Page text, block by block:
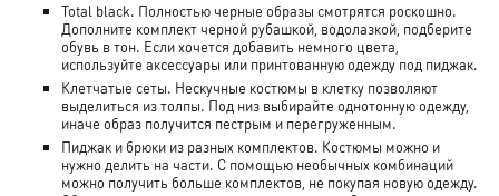
Total black. Полностью черные образы смотрятся роскошно.
Дополните комплект черной рубашкой, водолазкой, подберите
обувь в тон. Если хочется добавить немного цвета,
используйте аксессуары или принтованную одежду под пиджак.
Клетчатые сеты. Нескучные костюмы в клетку позволяют
выделиться из толпы. Под низ выбирайте однотонную одежду,
иначе образ получится пестрым и перегруженным.
Пиджак и брюки из разных комплектов. Костюмы можно и
нужно делить на части. С помощью необычных комбинаций
можно получить больше комплектов, не покупая новую одежду.